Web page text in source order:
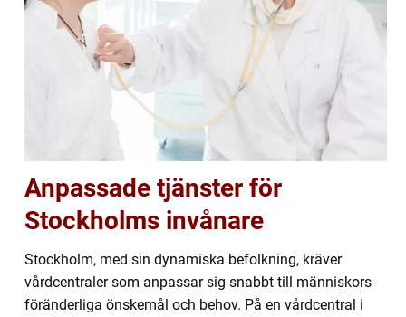
Anpassade tjänster för
Stockholms invånare
Stockholm, med sin dynamiska befolkning, kräver
vårdcentraler som anpassar sig snabbt till människors
föränderliga önskemål och behov. På en vårdcentral i